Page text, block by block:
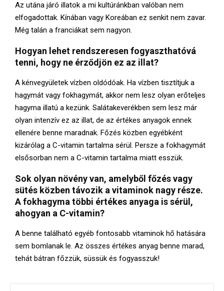
Az utána járó illatok a mi kultúránkban valóban nem
elfogadottak. Kínában vagy Koreában ez senkit nem zavar.
Még talán a franciákat sem nagyon.
Hogyan lehet rendszeresen fogyaszthatóvá
tenni, hogy ne érződjön ez az illat?
A kénvegyületek vízben oldódóak. Ha vízben tisztítjuk a
hagymát vagy fokhagymát, akkor nem lesz olyan erőteljes
hagyma illatú a kezünk. Salátakeverékben sem lesz már
olyan intenzív ez az illat, de az értékes anyagok ennek
ellenére benne maradnak. Főzés közben egyébként
kizárólag a C-vitamin tartalma sérül. Persze a fokhagymát
elsősorban nem a C-vitamin tartalma miatt esszük.
Sok olyan növény van, amelyből főzés vagy
sütés közben távozik a vitaminok nagy része.
A fokhagyma többi értékes anyaga is sérül,
ahogyan a C-vitamin?
A benne található egyéb fontosabb vitaminok hő hatására
sem bomlanak le. Az összes értékes anyag benne marad,
tehát bátran főzzük, süssük és fogyasszuk!